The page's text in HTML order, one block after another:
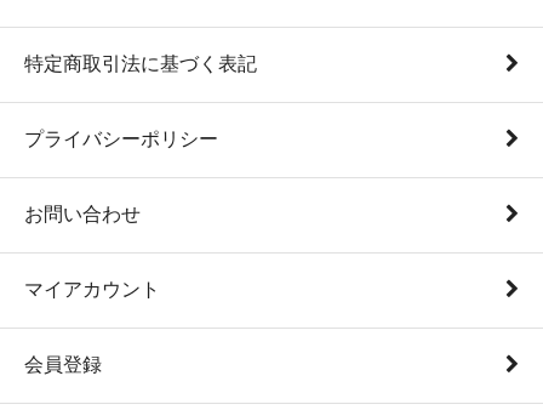
特定商取引法に基づく表記
プライバシーポリシー
お問い合わせ
マイアカウント
会員登録